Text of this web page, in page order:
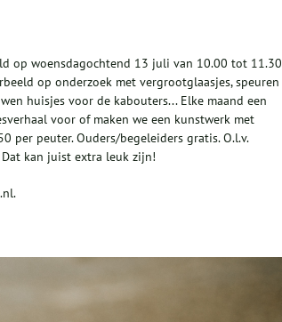
op woensdagochtend 13 juli van 10.00 tot 11.30
op onderzoek met vergrootglaasjes, speuren
huisjes voor de kabouters... Elke maand een
voor of maken we een kunstwerk met
per peuter. Ouders/begeleiders gratis. O.l.v.
kan juist extra leuk zijn!